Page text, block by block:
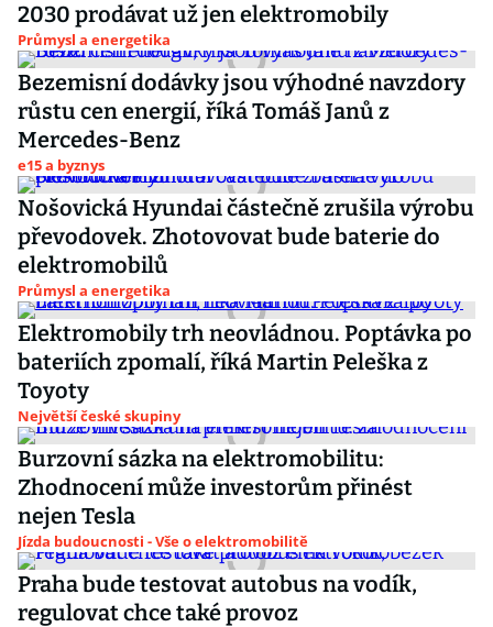
2030 prodávat už jen elektromobily
Průmysl a energetika
Bezemisní dodávky jsou výhodné navzdory
růstu cen energií, říká Tomáš Janů z
Mercedes-Benz
e15 a byznys
Nošovická Hyundai částečně zrušila výrobu
převodovek. Zhotovovat bude baterie do
elektromobilů
Průmysl a energetika
Elektromobily trh neovládnou. Poptávka po
bateriích zpomalí, říká Martin Peleška z
Toyoty
Největší české skupiny
Burzovní sázka na elektromobilitu:
Zhodnocení může investorům přinést
nejen Tesla
Jízda budoucnosti - Vše o elektromobilitě
Praha bude testovat autobus na vodík,
regulovat chce také provoz